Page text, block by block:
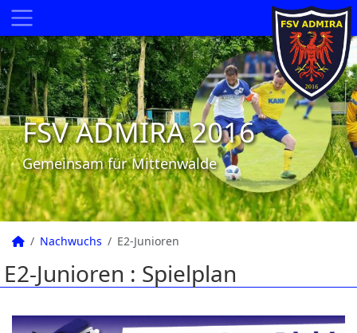
FSV ADMIRA 2016
Gemeinsam für Mittenwalde
Nachwuchs E2-Junioren
E2-Junioren : Spielplan